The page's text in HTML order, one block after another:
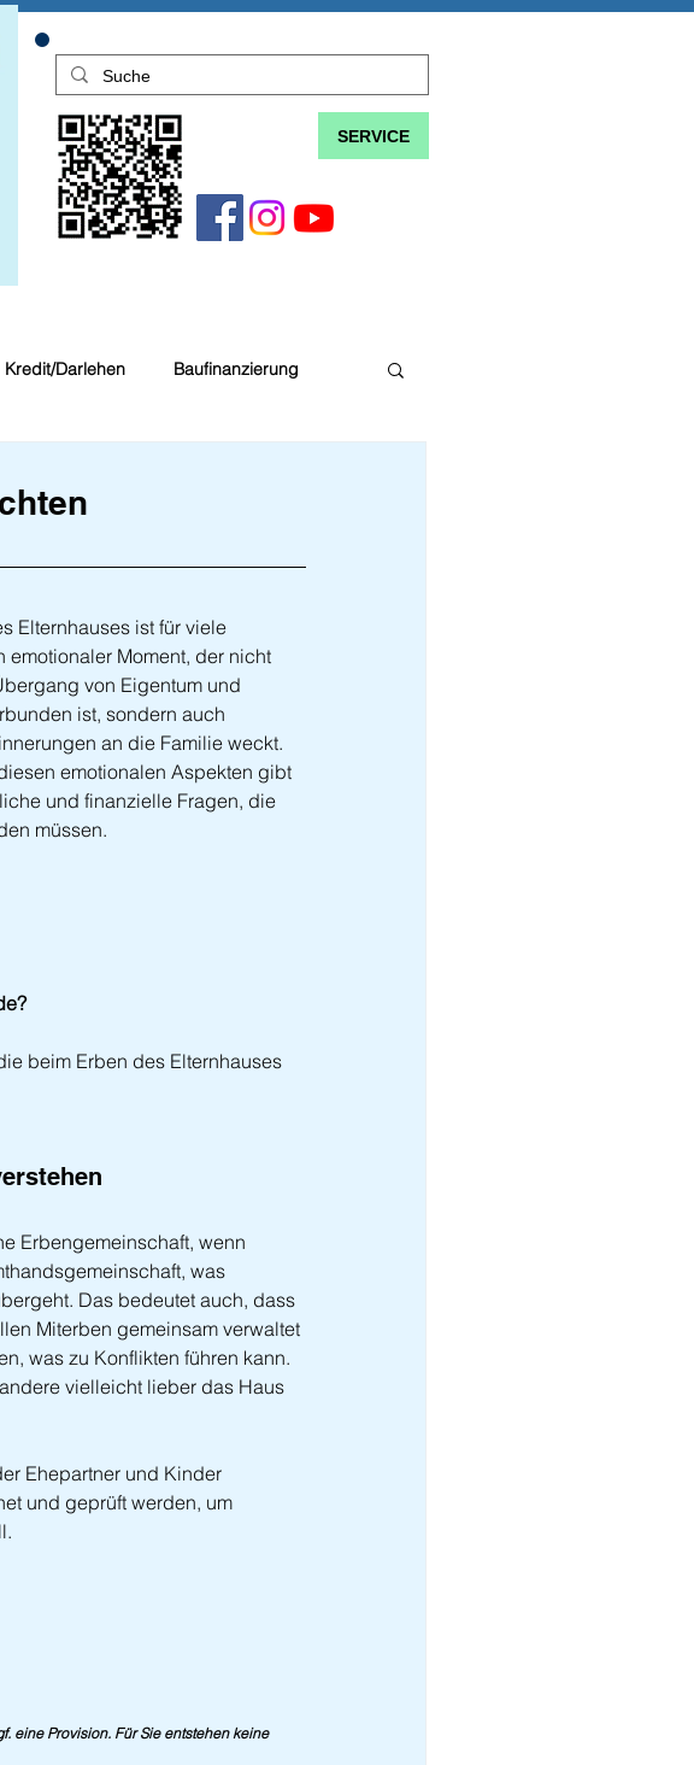
SERVICE
Kredit/Darlehen Baufinanzierung
Elternhauses ist für viele
emotionaler Moment, der nicht
von Eigentum und
ist, sondern auch
an die Familie weckt.
emotionalen Aspekten gibt
und finanzielle Fragen, die
müssen.
beim Erben des Elternhauses
Erbengemeinschaft, wenn
was
Das bedeutet auch, dass
Miterben gemeinsam verwaltet
was zu Konflikten führen kann.
vielleicht lieber das Haus
Ehepartner und Kinder
und geprüft werden, um
eine Provision. Für Sie entstehen keine